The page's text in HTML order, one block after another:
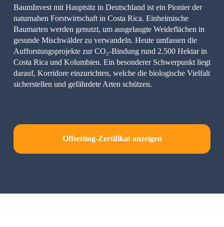
BaumInvest mit Hauptsitz in Deutschland ist ein Pionier der
naturnahen Forstwirtschaft in Costa Rica. Einheimische
Baumarten werden genutzt, um ausgelaugte Weideflächen in
gesunde Mischwälder zu verwandeln. Heute umfassen die
Aufforstungsprojekte zur CO₂-Bindung rund 2.500 Hektar in
Costa Rica und Kolumbien. Ein besonderer Schwerpunkt liegt
darauf, Korridore einzurichten, welche die biologische Vielfalt
sicherstellen und gefährdete Arten schützen.
Offsetting-Zertifikat anzeigen